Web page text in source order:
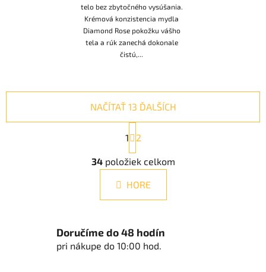
telo bez zbytočného vysúšania.
Krémová konzistencia mydla
Diamond Rose pokožku vášho
tela a rúk zanechá dokonale
čistú,...
O
v
l
á
d
c
i
NAČÍTAŤ 13 ĎALŠÍCH
S
t
r
á
n
k
n
i
e
1 2
34položiek celkom
HORE
Doručíme do 48 hodín
pri nákupe do 10:00 hod.